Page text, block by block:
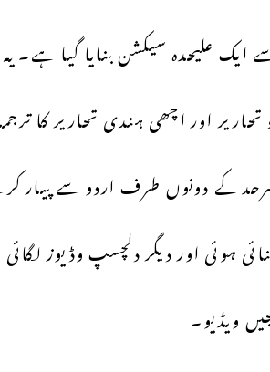
ایک علیحدہ سیکشن بنایا گیا
اور اچھی ہندی تحاریر کا
سرحد کے دونوں طرف اردو سے
ہوئی اور دیگر دلچسپ وڈیوز
ویڈیو۔